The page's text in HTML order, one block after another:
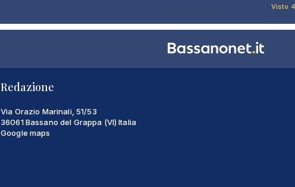
Visto
Redazione
Via Orazio Marinali, 51/53
36061 Bassano del Grappa (VI) Italia
Google maps